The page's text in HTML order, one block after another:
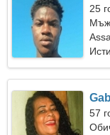
25
Мъж
57